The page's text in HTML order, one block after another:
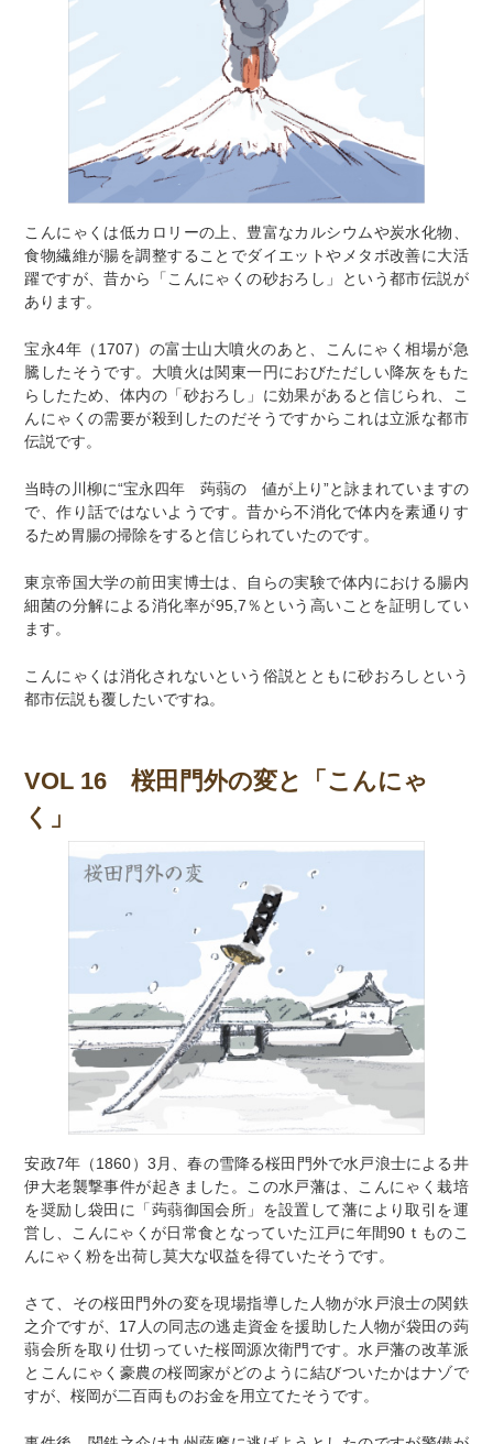
こんにゃくは低カロリーの上、豊富なカルシウムや炭水化物、
食物繊維が腸を調整することでダイエットやメタボ改善に大活
躍ですが、昔から「こんにゃくの砂おろし」という都市伝説が
あります。
宝永4年（1707）の富士山大噴火のあと、こんにゃく相場が急
騰したそうです。大噴火は関東一円におびただしい降灰をもた
らしたため、体内の「砂おろし」に効果があると信じられ、こ
んにゃくの需要が殺到したのだそうですからこれは立派な都市
伝説です。
当時の川柳に“宝永四年 蒟蒻の 値が上り”と詠まれていますの
で、作り話ではないようです。昔から不消化で体内を素通りす
るため胃腸の掃除をすると信じられていたのです。
東京帝国大学の前田実博士は、自らの実験で体内における腸内
細菌の分解による消化率が95,7％という高いことを証明してい
ます。
こんにゃくは消化されないという俗説とともに砂おろしという
都市伝説も覆したいですね。
VOL 16 桜田門外の変と「こんにゃ
く」
安政7年（1860）3月、春の雪降る桜田門外で水戸浪士による井
伊大老襲撃事件が起きました。この水戸藩は、こんにゃく栽培
を奨励し袋田に「蒟蒻御国会所」を設置して藩により取引を運
営し、こんにゃくが日常食となっていた江戸に年間90ｔものこ
んにゃく粉を出荷し莫大な収益を得ていたそうです。
さて、その桜田門外の変を現場指導した人物が水戸浪士の関鉄
之介ですが、17人の同志の逃走資金を援助した人物が袋田の蒟
蒻会所を取り仕切っていた桜岡源次衛門です。水戸藩の改革派
とこんにゃく豪農の桜岡家がどのように結びついたかはナゾで
すが、桜岡が二百両ものお金を用立てたそうです。